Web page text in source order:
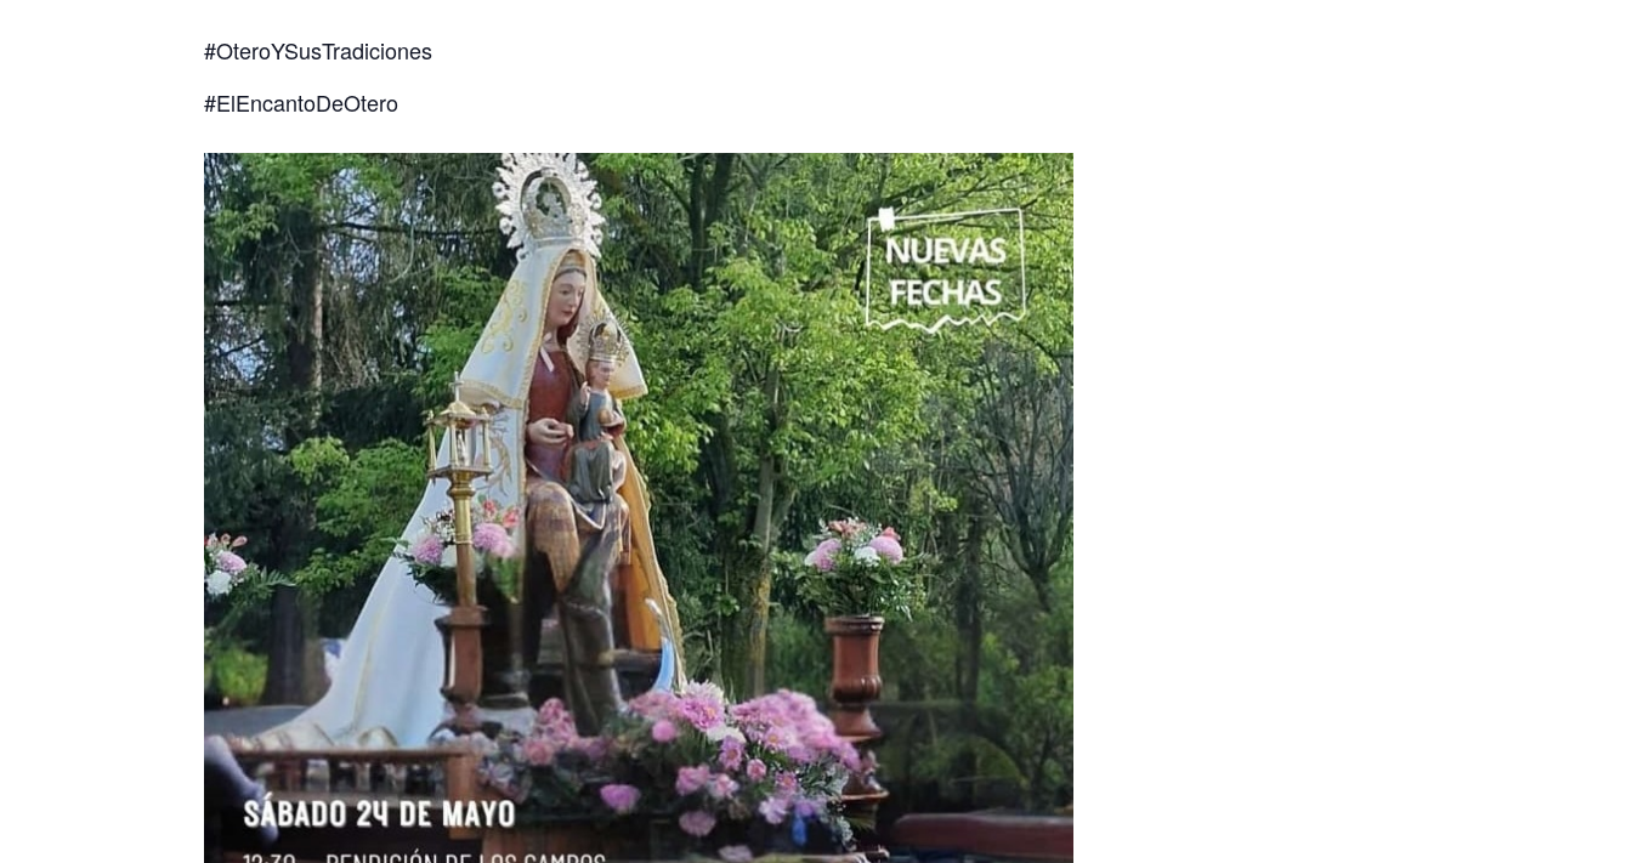
#OteroYSusTradiciones
#ElEncantoDeOtero